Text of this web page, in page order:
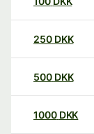
250 DKK
500 DKK
1000 DKK